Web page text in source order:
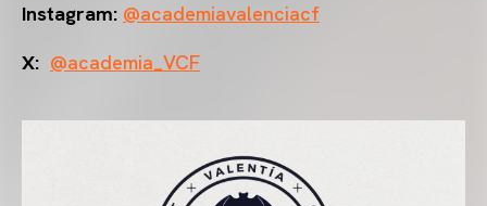
Instagram: @academiavalenciacf
X: @academia_VCF